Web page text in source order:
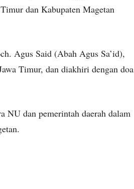
dan Kabupaten Magetan
Agus Said (Abah Agus Sa’id),
Timur, dan diakhiri dengan doa
NU dan pemerintah daerah dalam